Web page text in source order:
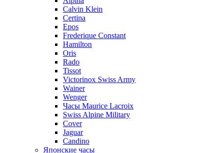
Calvin Klein
Certina
Epos
Frederique Constant
Hamilton
Oris
Rado
Tissot
Victorinox Swiss Army
Wainer
Wenger
Часы Maurice Lacroix
Swiss Alpine Military
Cover
Jaguar
Candino
Японские часы